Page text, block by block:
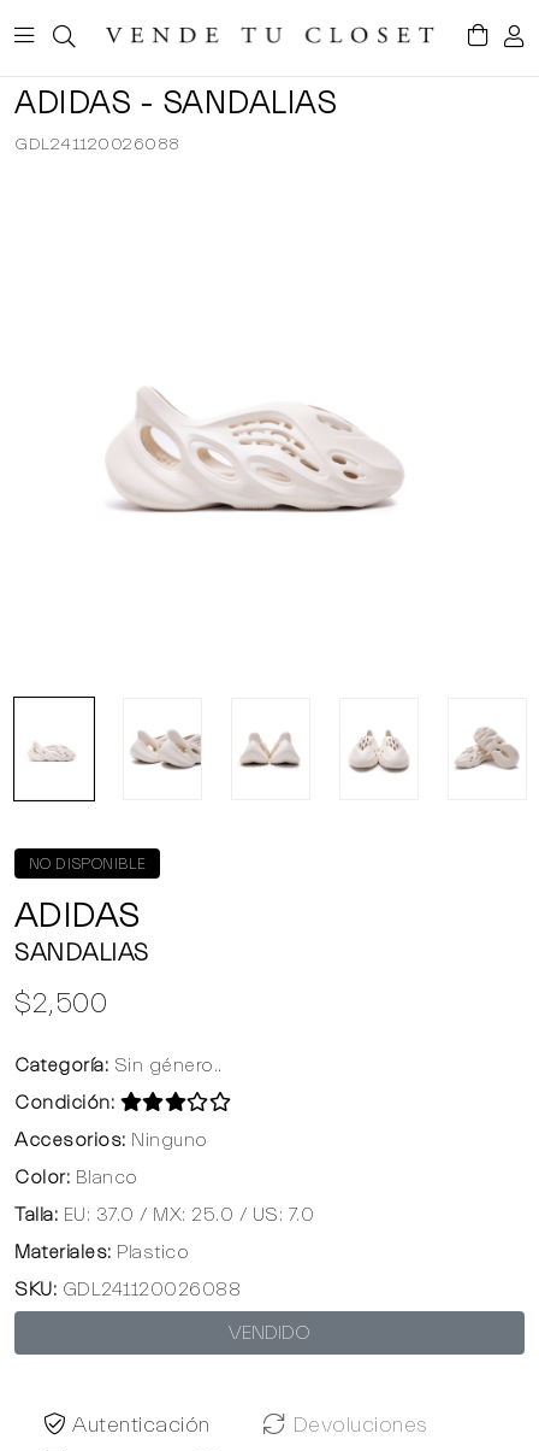
ADIDAS - SANDALIAS
GDL241120026088
NO DISPONIBLE
ADIDAS
SANDALIAS
$2,500
Categoría: Sin género..
Condición:
Accesorios: Ninguno
Color: Blanco
Talla: EU: 37.0 / MX: 25.0 / US: 7.0
Materiales: Plastico
SKU: GDL241120026088
VENDIDO
Autenticación
Devoluciones